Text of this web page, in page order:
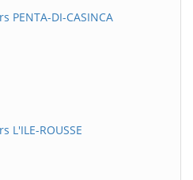
PENTA-DI-CASINCA
L'ILE-ROUSSE